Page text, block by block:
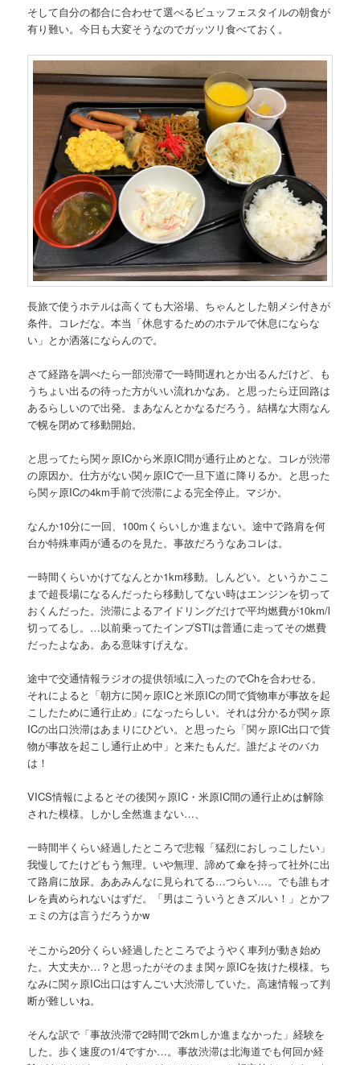
そして自分の都合に合わせて選べるビュッフェスタイルの朝食が
有り難い。今日も大変そうなのでガッツリ食べておく。
長旅で使うホテルは高くても大浴場、ちゃんとした朝メシ付きが
条件。コレだな。本当「休息するためのホテルで休息にならな
い」とか洒落にならんので。
さて経路を調べたら一部渋滞で一時間遅れとか出るんだけど、も
うちょい出るの待った方がいい流れかなあ。と思ったら迂回路は
あるらしいので出発。まあなんとかなるだろう。結構な大雨なん
で幌を閉めて移動開始。
と思ってたら関ヶ原ICから米原IC間が通行止めとな。コレが渋滞
の原因か。仕方がない関ヶ原ICで一旦下道に降りるか。と思った
ら関ヶ原ICの4km手前で渋滞による完全停止。マジか。
なんか10分に一回、100mくらいしか進まない。途中で路肩を何
台か特殊車両が通るのを見た。事故だろうなあコレは。
一時間くらいかけてなんとか1km移動。しんどい。というかここ
まで超長場になるんだったら移動してない時はエンジンを切って
おくんだった。渋滞によるアイドリングだけで平均燃費が10km/l
切ってるし。…以前乗ってたインプSTIは普通に走ってその燃費
だったよなあ。ある意味すげえな。
途中で交通情報ラジオの提供領域に入ったのでChを合わせる。
それによると「朝方に関ヶ原ICと米原ICの間で貨物車が事故を起
こしたために通行止め」になったらしい。それは分かるが関ヶ原
ICの出口渋滞はあまりにひどい。と思ったら「関ヶ原IC出口で貨
物が事故を起こし通行止め中」と来たもんだ。誰だよそのバカ
は！
VICS情報によるとその後関ヶ原IC・米原IC間の通行止めは解除
された模様。しかし全然進まない…、
一時間半くらい経過したところで悲報「猛烈におしっこしたい」
我慢してたけどもう無理。いや無理、諦めて傘を持って社外に出
て路肩に放尿。ああみんなに見られてる…つらい…。でも誰もオ
レを責められないはずだ。「男はこういうときズルい！」とかフ
ェミの方は言うだろうかw
そこから20分くらい経過したところでようやく車列が動き始め
た。大丈夫か…？と思ったがそのまま関ヶ原ICを抜けた模様。ち
なみに関ヶ原IC出口はすんごい大渋滞していた。高速情報って判
断が難しいね。
そんな訳で「事故渋滞で2時間で2kmしか進まなかった」経験を
した。歩く速度の1/4ですか…。事故渋滞は北海道でも何回か経